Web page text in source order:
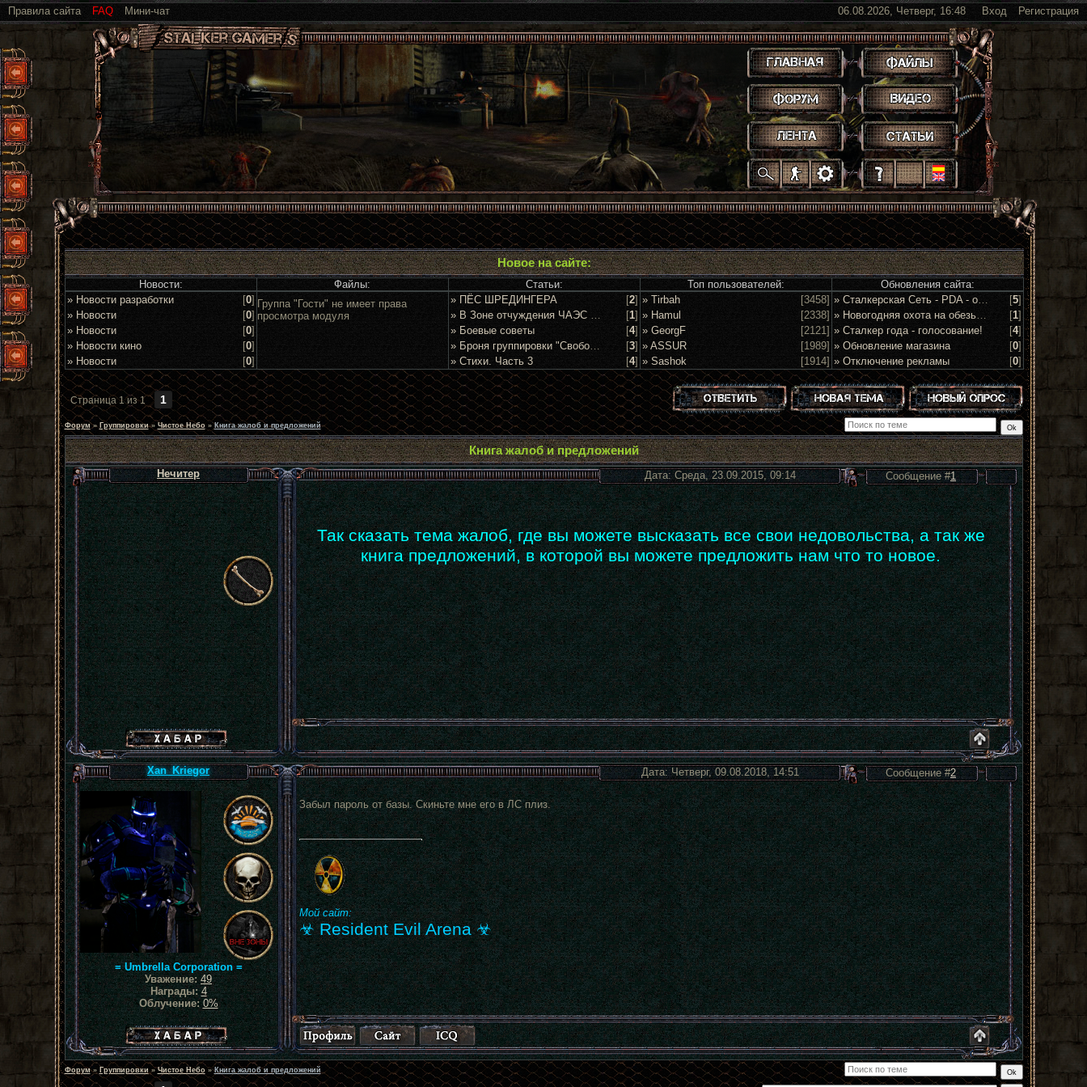
Правила сайта FAQ Мини-чат Вход Регистрация
06.08.2026, Четверг, 16:48
.
.
.
.
.
.
. . . . .
Новое на сайте:
Новости: Файлы: Статьи: Топ пользователей:
Обновления сайта:
» Новости разработки
[0]
» Новости
[0]
» Новости
[0]
» Новости кино
[0]
» Новости
[0]
Группа "Гости" не имеет права
просмотра модуля
» ПЁС ШРЕДИНГЕРА [2]
» В Зоне отчуждения ЧАЭС задержан очередной сталкер
[1]
» Боевые советы
[4]
» Броня группировки "Свобода"
[3]
» Стихи. Часть 3
[4]
» Tirbah
[3458]
» Hamul
[2338]
» GeorgF
[2121]
» ASSUR
[1989]
» Sashok
[1914]
» Сталкерская Сеть - PDA - обсуждение и предложения [5]
» Новогодняя охота на обезьян 2016!
[1]
» Сталкер года - голосование!
[4]
» Обновление магазина
[0]
» Отключение рекламы
[0]
Страница1из1 1
Форум » Группировки » Чистое Небо » Книга жалоб и предложений
Книга жалоб и предложений
Дата: Среда, 23.09.2015, 09:14 Сообщение #1
Так сказать тема жалоб, где вы можете высказать все свои недовольства, а так же
книга предложений, в которой вы можете предложить нам что то новое.
Нечитер
Хабар сталкера
Дата: Четверг, 09.08.2018, 14:51 Сообщение #2
Забыл пароль от базы. Скиньте мне его в ЛС плиз.
Мой сайт:
☣ Resident Evil Arena ☣
Xan_Kriegor
= Umbrella Corporation =
Уважение: 49
Награды: 4
Облучение:0%
Хабар сталкера
Форум » Группировки » Чистое Небо » Книга жалоб и предложений